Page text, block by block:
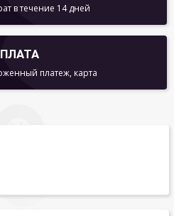
в течение 14 дней
платеж, карта